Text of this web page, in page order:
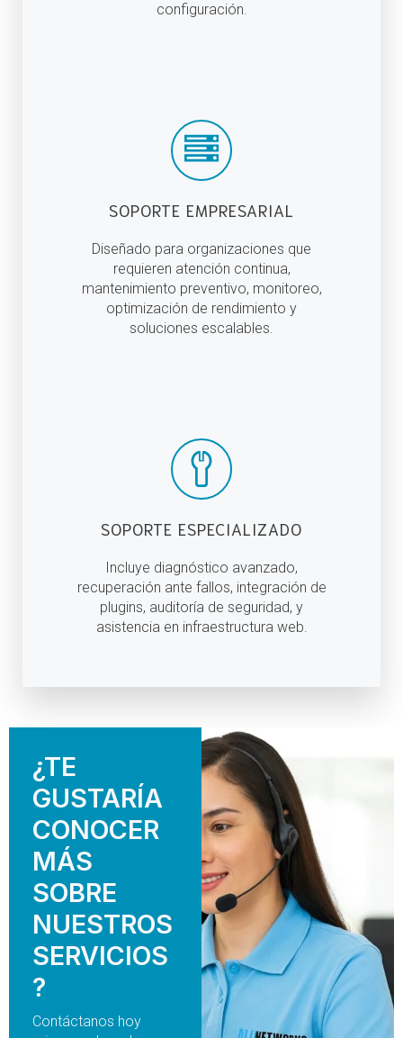
configuración.
SOPORTE EMPRESARIAL
Diseñado para organizaciones que
requieren atención continua,
mantenimiento preventivo, monitoreo,
optimización de rendimiento y
soluciones escalables.
SOPORTE ESPECIALIZADO
Incluye diagnóstico avanzado,
recuperación ante fallos, integración de
plugins, auditoría de seguridad, y
asistencia en infraestructura web.
¿TE
GUSTARÍA
CONOCER
MÁS
SOBRE
NUESTROS
SERVICIOS
?
Contáctanos hoy